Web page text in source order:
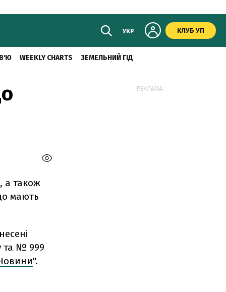
УКР КЛУБ УП
WEEKLY CHARTS ЗЕМЕЛЬНИЙ ГІД
а також
мають
та № 999
".
РЕКЛАМА: